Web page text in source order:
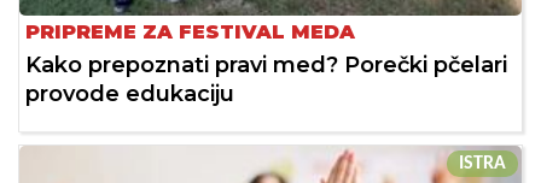
PRIPREME ZA FESTIVAL MEDA
Kako prepoznati pravi med? Porečki pčelari
provode edukaciju
ISTRA